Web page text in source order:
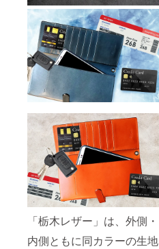
「栃木レザー」は、外側・
内側ともに同カラーの生地